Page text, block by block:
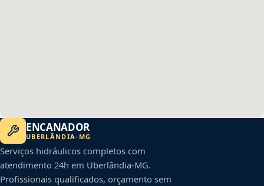
ENCANADOR
UBERLÂNDIA- MG
Serviços hidráulicos completos com
atendimento 24h em Uberlândia-MG.
Profissionais qualificados, orçamento sem